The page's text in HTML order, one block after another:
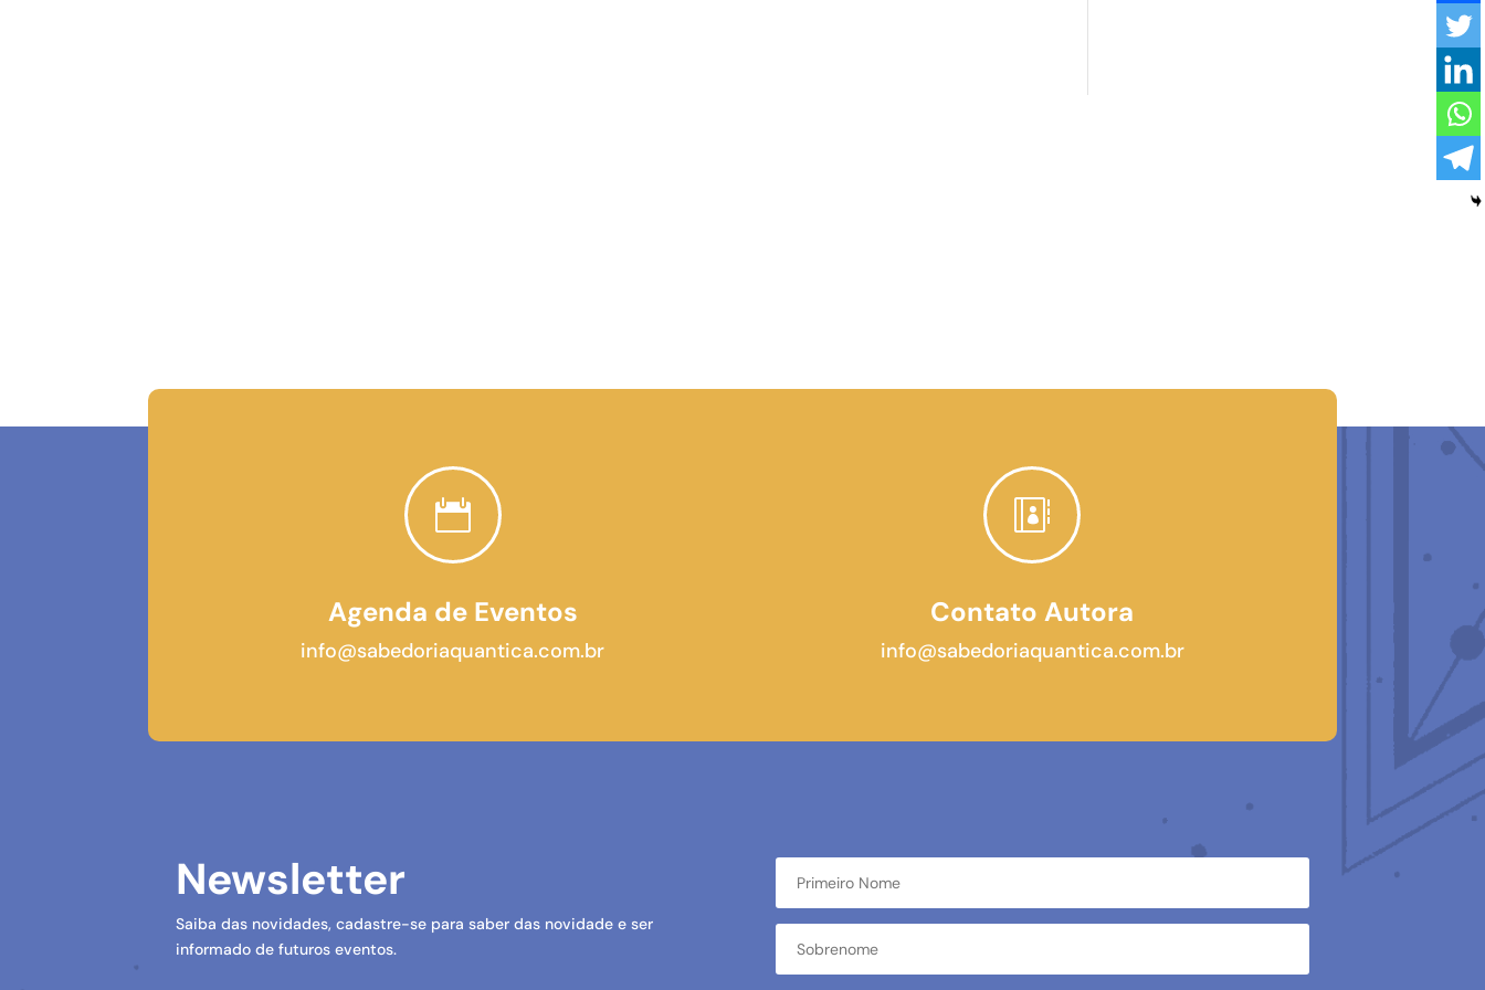

Agenda de Eventos
info@sabedoriaquantica.com.br

Contato Autora
info@sabedoriaquantica.com.br
Newsletter
Saiba das novidades, cadastre-se para saber das novidade e ser
informado de futuros eventos.